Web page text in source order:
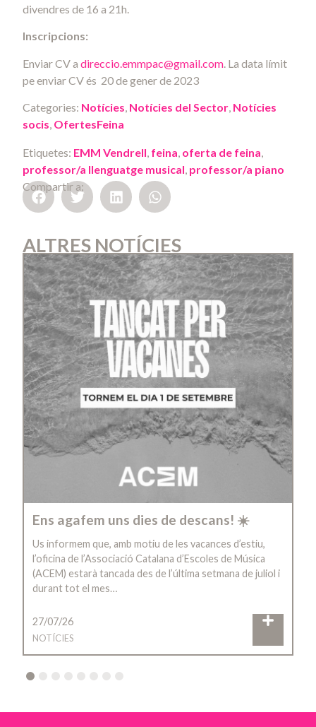
divendres de 16 a 21h.
Inscripcions:
Enviar CV a direccio.emmpac@gmail.com . La data límit
pe enviar CV és 20 de gener de 2023
Categories: Notícies, Notícies del Sector, Notícies
socis, OfertesFeina
Etiquetes: EMM Vendrell, feina, oferta de feina,
professor/a llenguatge musical, professor/a piano
Compartir a:
ALTRES NOTÍCIES
Ens agafem uns dies de descans! ☀️
Us informem que, amb motiu de les vacances d’estiu,
l’oficina de l’Associació Catalana d’Escoles de Música
(ACEM) estarà tancada des de l’última setmana de juliol i
durant tot el mes…
27/07/26
NOTÍCIES
4 5 6 7 8